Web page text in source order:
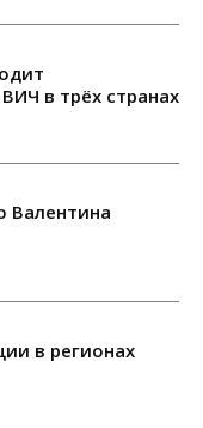
в трёх странах
Валентина
в регионах